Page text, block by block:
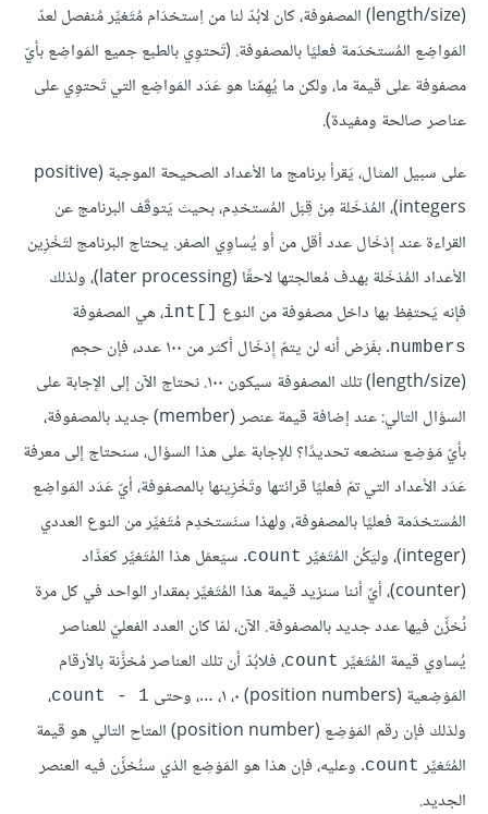
(length/size) المصفوفة، كان لابُدّ لنا من اِستخدَام مُتَغيِّر مُنفصل لعدّ
المَواضِع المُستخدَمة فعليًا بالمصفوفة. (تَحتوِي بالطبع جميع المَواضِع بأيّ
مصفوفة على قيمة ما، ولكن ما يُهِمّنا هو عَدَد المَواضِع التي تَحتوِي على
عناصر صالحة ومفيدة).
على سبيل المثال، يَقرأ برنامج ما الأعداد الصحيحة الموجبة (positive
integers)، المُدْخَلة مِنْ قِبَل المُستخدِم، بحيث يَتوقَف البرنامج عن
القراءة عند إِدْخَال عدد أقل من أو يُساوِي الصفر. يحتاج البرنامج لتَخْزِين
الأعداد المُدْخَلة بهدف مُعالجتها لاحقًا (later processing)، ولذلك
فإنه يَحتفِظ بها داخل مصفوفة من النوع
int[]‎، هي المصفوفة
numbers
. بفَرْض أنه لن يتمّ إِدْخَال أكثر من ١٠٠ عدد، فإن حجم
(length/size) تلك المصفوفة سيكون ١٠٠. نحتاج الآن إلى الإجابة على
السؤال التالي: عند إضافة قيمة عنصر (member) جديد بالمصفوفة،
بأيّ مَوْضِع سنضعه تحديدًا؟ للإجابة على هذا السؤال، سنحتاج إلى معرفة
عَدَد الأعداد التي تمّ فعليًا قرائتها وتَخْزِينها بالمصفوفة، أيّ عَدَد المَواضِع
المُستخدَمة فعليًا بالمصفوفة، ولهذا سنَستخدِم مُتَغيِّر من النوع العددي
(integer)، وليَكُن المُتَغيِّر
count. سيَعمَل هذا المُتَغيِّر كعَدَّاد
(counter)، أيّ أننا سنزيد قيمة هذا المُتَغيِّر بمقدار الواحد في كل مرة
نُخزِّن فيها عدد جديد بالمصفوفة. الآن، لمّا كان العدد الفعليّ للعناصر
يُساوي قيمة المُتَغيِّر count، فلابُدّ أن تلك العناصر مُخزَّنة بالأرقام
المَوْضِعية (position numbers) ٠، ١، …، وحتى
count - 1،
ولذلك فإن رقم المَوْضِع (position number) المتاح التالي هو قيمة
المُتَغيِّر count. وعليه، فإن هذا هو المَوْضِع الذي سنُخزِّن فيه العنصر
الجديد.